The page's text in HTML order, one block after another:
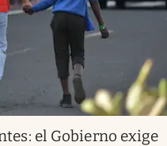
el Gobierno exige